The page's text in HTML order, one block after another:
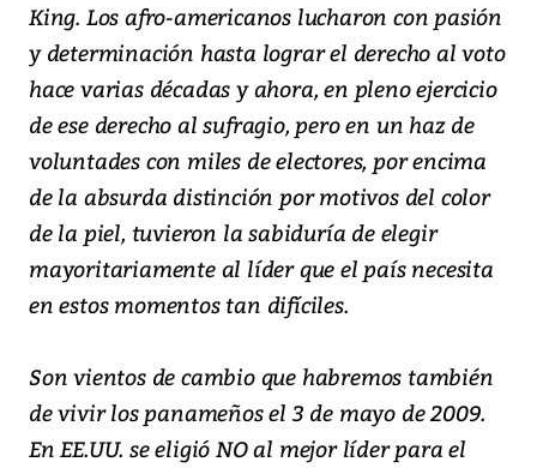
King. Los afro-americanos lucharon con pasión
y determinación hasta lograr el derecho al voto
hace varias décadas y ahora, en pleno ejercicio
de ese derecho al sufragio, pero en un haz de
voluntades con miles de electores, por encima
de la absurda distinción por motivos del color
de la piel, tuvieron la sabiduría de elegir
mayoritariamente al líder que el país necesita
en estos momentos tan difíciles.
Son vientos de cambio que habremos también
de vivir los panameños el 3 de mayo de 2009.
En EE.UU. se eligió NO al mejor líder para el